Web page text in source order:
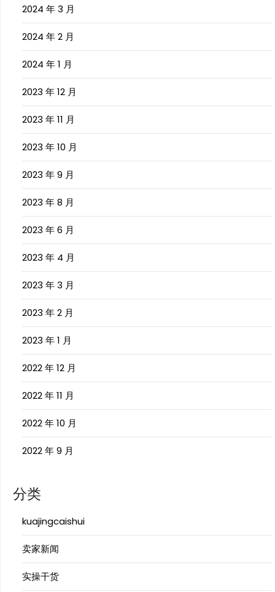
2024 年 3 月
2024 年 2 月
2024 年 1 月
2023 年 12 月
2023 年 11 月
2023 年 10 月
2023 年 9 月
2023 年 8 月
2023 年 6 月
2023 年 4 月
2023 年 3 月
2023 年 2 月
2023 年 1 月
2022 年 12 月
2022 年 11 月
2022 年 10 月
2022 年 9 月
分类
kuajingcaishui
卖家新闻
实操干货